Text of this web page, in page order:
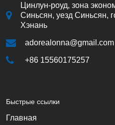
Цинлун-роуд, зона
Синьсян, уезд Синьсян,
Хэнань
adorealonna@gmail.com
+86 15560175257
Быстрые ссылки
Главная